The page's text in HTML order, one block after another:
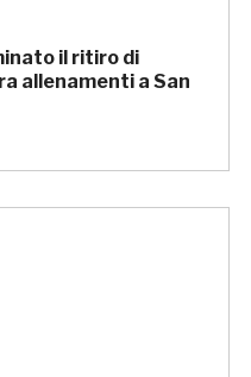
il ritiro di
allenamenti a San